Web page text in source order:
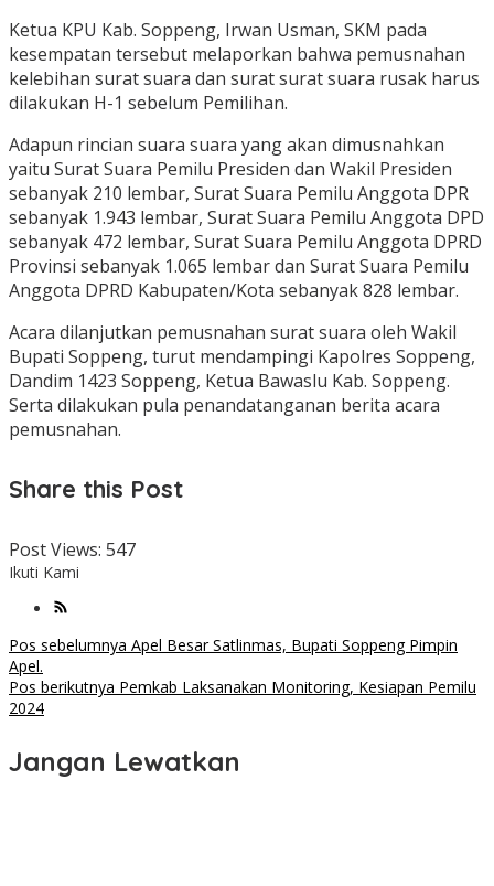
Ketua KPU Kab. Soppeng, Irwan Usman, SKM pada
kesempatan tersebut melaporkan bahwa pemusnahan
kelebihan surat suara dan surat surat suara rusak harus
dilakukan H-1 sebelum Pemilihan.
Adapun rincian suara suara yang akan dimusnahkan
yaitu Surat Suara Pemilu Presiden dan Wakil Presiden
sebanyak 210 lembar, Surat Suara Pemilu Anggota DPR
sebanyak 1.943 lembar, Surat Suara Pemilu Anggota DPD
sebanyak 472 lembar, Surat Suara Pemilu Anggota DPRD
Provinsi sebanyak 1.065 lembar dan Surat Suara Pemilu
Anggota DPRD Kabupaten/Kota sebanyak 828 lembar.
Acara dilanjutkan pemusnahan surat suara oleh Wakil
Bupati Soppeng, turut mendampingi Kapolres Soppeng,
Dandim 1423 Soppeng, Ketua Bawaslu Kab. Soppeng.
Serta dilakukan pula penandatanganan berita acara
pemusnahan.
Share this Post
Post Views: 547
Ikuti Kami
Navigasi
pos
Pos sebelumnya Apel Besar Satlinmas, Bupati Soppeng Pimpin
Apel.
Pos berikutnya Pemkab Laksanakan Monitoring, Kesiapan Pemilu
2024
Jangan Lewatkan